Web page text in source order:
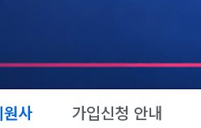
사 가입신청 안내